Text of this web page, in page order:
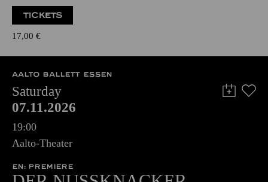
TICKETS
17,00 €
AALTO BALLETT ESSEN
Saturday
07.11.2026
19:00
Aalto-Theater
EN: PREMIERE